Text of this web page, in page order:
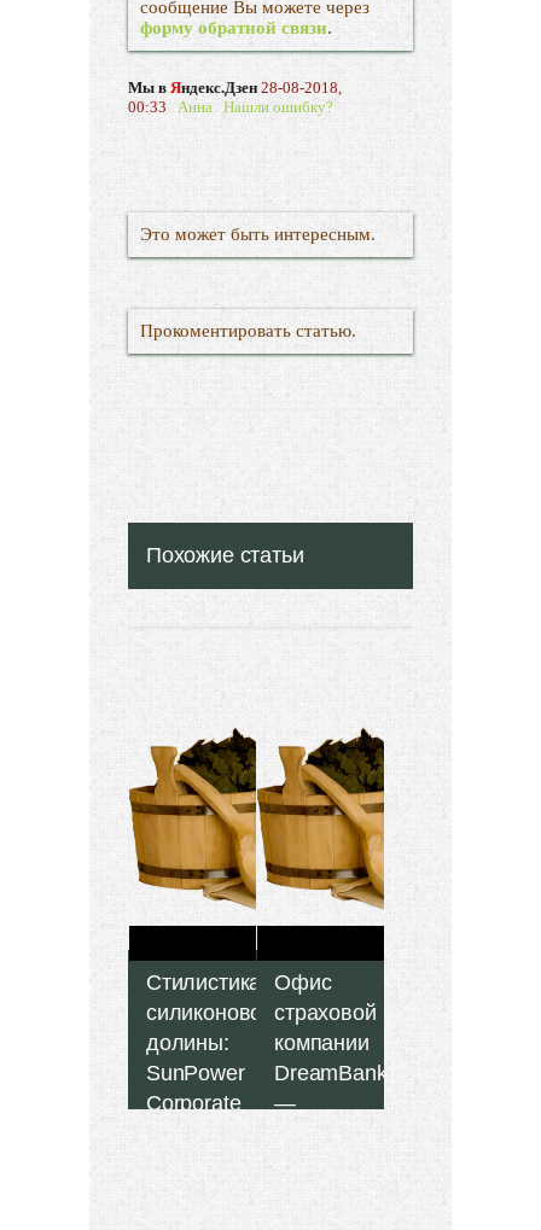
сообщение Вы можете через
форму обратной связи.
Мы в Яндекс.Дзен 28-08-2018,
00:33 Анна Нашли ошибку?
Это может быть интересным.
Прокоментировать статью.
Похожие статьи
Стилистика
силиконовой
долины:
SunPower
Corporate
Headquarters
—
Офис
страховой
компании
DreamBank
—
смелый
эклектичный
интерьер
от